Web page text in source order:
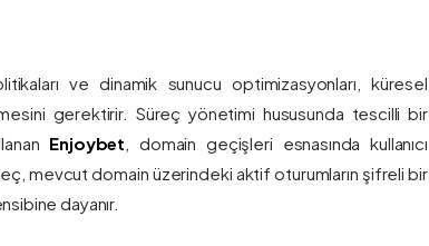
ve dinamik sunucu optimizasyonları, küresel
gerektirir. Süreç yönetimi hususunda tescilli bir
Enjoybet , domain geçişleri esnasında kullanıcı
mevcut domain üzerindeki aktif oturumların şifreli bir
dayanır.